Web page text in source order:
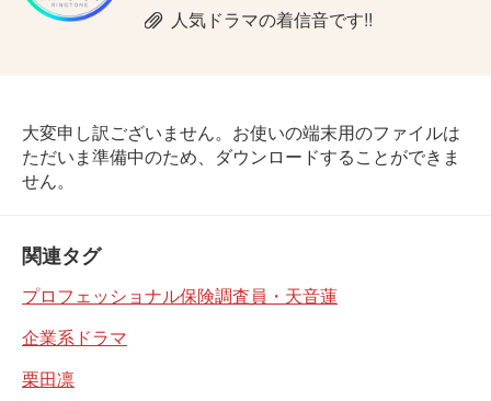
人気ドラマの着信音です!!
大変申し訳ございません。お使いの端末用のファイルは
ただいま準備中のため、ダウンロードすることができま
せん。
関連タグ
プロフェッショナル保険調査員・天音蓮
企業系ドラマ
栗田凛